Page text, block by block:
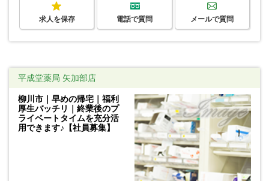
求人を保存 電話で質問 メールで質問
平成堂薬局 矢加部店
柳川市｜早めの帰宅｜福利
厚生バッチリ｜終業後のプ
ライベートタイムを充分活
用できます♪【社員募集】